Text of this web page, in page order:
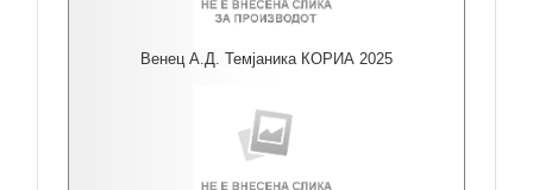
Венец А.Д. Темјаника КОРИА 2025